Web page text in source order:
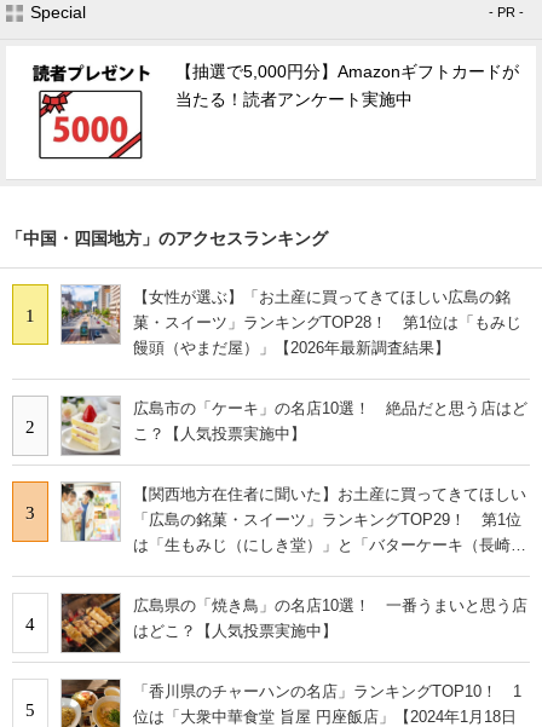
Special - PR -
【抽選で5,000円分】Amazonギフトカードが
当たる！読者アンケート実施中
「中国・四国地方」のアクセスランキング
1
【女性が選ぶ】「お土産に買ってきてほしい広島の銘
菓・スイーツ」ランキングTOP28！ 第1位は「もみじ
饅頭（やまだ屋）」【2026年最新調査結果】
2
広島市の「ケーキ」の名店10選！ 絶品だと思う店はど
こ？【人気投票実施中】
3
【関西地方在住者に聞いた】お土産に買ってきてほしい
「広島の銘菓・スイーツ」ランキングTOP29！ 第1位
は「生もみじ（にしき堂）」と「バターケーキ（長崎
4
広島県の「焼き鳥」の名店10選！ 一番うまいと思う店
はどこ？【人気投票実施中】
5
「香川県のチャーハンの名店」ランキングTOP10！ 1
位は「大衆中華食堂 旨屋 円座飯店」【2024年1月18日